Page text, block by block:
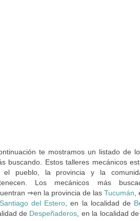
te mostramos un listado de
buscando. Estos talleres mecánicos
el pueblo, la provincia y la
Los mecánicos más
⇒en la provincia de las Tucumán
Santiago del Estero , en la localidad de
de Despeñaderos , en la localidad de